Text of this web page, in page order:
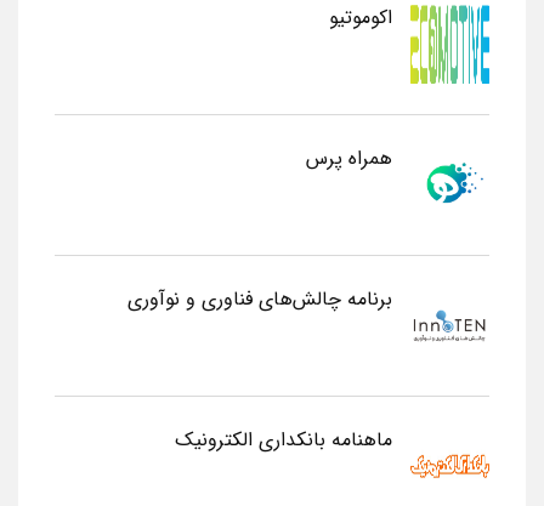
اکوموتیو
همراه پرس
برنامه چالش‌های فناوری و نوآوری
ماهنامه بانکداری الکترونیک